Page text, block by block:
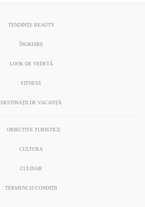
TENDINȚE BEAUTY
ÎNGRIJIRE
LOOK DE VEDETĂ
FITNESS
DESTINAȚII DE VACANȚĂ
OBIECTIVE TURISTICE
CULTURA
CULINAR
TERMENI ȘI CONDIȚII